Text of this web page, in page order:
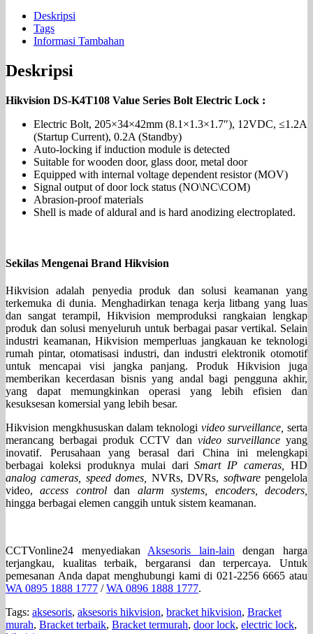
Deskripsi
Tags
Informasi Tambahan
Deskripsi
Hikvision DS-K4T108 Value Series Bolt Electric Lock :
Electric Bolt, 205×34×42mm (8.1×1.3×1.7″), 12VDC, ≤1.2A
(Startup Current), 0.2A (Standby)
Auto-locking if induction module is detected
Suitable for wooden door, glass door, metal door
Equipped with internal voltage dependent resistor (MOV)
Signal output of door lock status (NO\NC\COM)
Abrasion-proof materials
Shell is made of aldural and is hard anodizing electroplated.
Sekilas Mengenai Brand Hikvision
Hikvision adalah penyedia produk dan solusi keamanan yang
terkemuka di dunia. Menghadirkan tenaga kerja litbang yang luas
dan sangat terampil, Hikvision memproduksi rangkaian lengkap
produk dan solusi menyeluruh untuk berbagai pasar vertikal. Selain
industri keamanan, Hikvision memperluas jangkauan ke teknologi
rumah pintar, otomatisasi industri, dan industri elektronik otomotif
untuk mencapai visi jangka panjang. Produk Hikvision juga
memberikan kecerdasan bisnis yang andal bagi pengguna akhir,
yang dapat memungkinkan operasi yang lebih efisien dan
kesuksesan komersial yang lebih besar.
Hikvision mengkhususkan dalam teknologi video surveillance, serta
merancang berbagai produk CCTV dan video surveillance yang
inovatif. Perusahaan yang berasal dari China ini melengkapi
berbagai koleksi produknya mulai dariSmart IP cameras, HD
analog cameras, speed domes, NVRs, DVRs, softwarepengelola
video,access controldan alarm systems, encoders, decoders,
hingga berbagai elemen canggih untuk sistem keamanan.
CCTVonline24 menyediakanAksesoris lain-laindengan harga
terjangkau, kualitas terbaik, bergaransi dan terpercaya. Untuk
pemesanan Anda dapat menghubungi kami di 021-2256 6665 atau
WA 0895 1888 1777 /WA 0896 1888 1777.
Tags: aksesoris, aksesoris hikvision, bracket hikvision, Bracket
murah, Bracket terbaik, Bracket termurah, door lock, electric lock,